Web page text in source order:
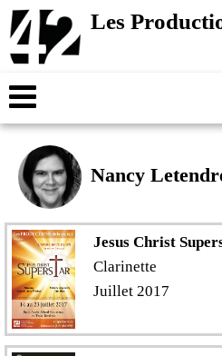
Les
Nancy
Jesus Christ
Clarinette
Juillet 2017